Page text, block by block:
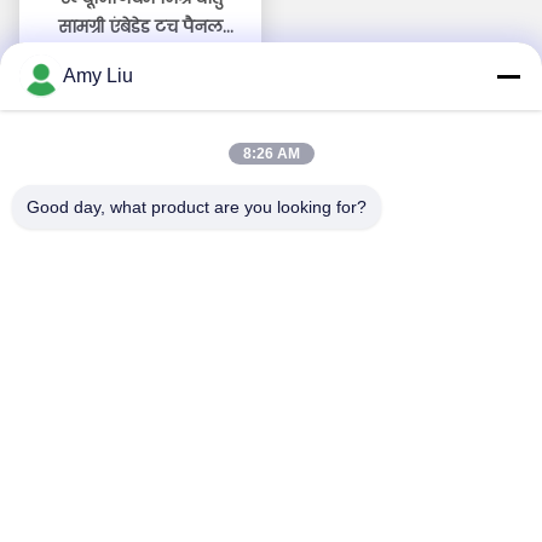
सामग्री एंबेडेड टच पैनल
करें
Amy Liu
8:26 AM
Good day, what product are you looking for?